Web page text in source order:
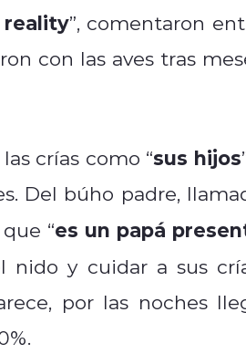
reality”, comentaron
con las aves tras
crías como “sus hijos
Del búho padre,
“es un papá
nido y cuidar a sus
por las noches